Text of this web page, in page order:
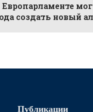
Европарламенте
создать новый
Публикации